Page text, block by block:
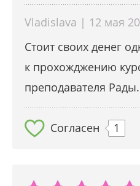
Vladislava | 12 мая
Стоит своих денег
к прохожджению
преподавателя
Согласен 1